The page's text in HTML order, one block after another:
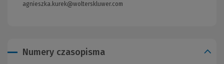
agnieszka.kurek@wolterskluwer.com
Numery czasopisma